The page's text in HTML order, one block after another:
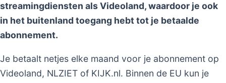
streamingdiensten als Videoland, waardoor je ook
in het buitenland toegang hebt tot je betaalde
abonnement.
Je betaalt netjes elke maand voor je abonnement op
Videoland, NLZIET of KIJK.nl. Binnen de EU kun je